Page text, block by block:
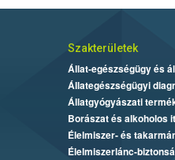
Szakterületek
Állat-egészségügy és
Állategészségügyi
Állatgyógyászati
Borászat és alkoholos
Élelmiszer- és
Élelmiszerlánc-